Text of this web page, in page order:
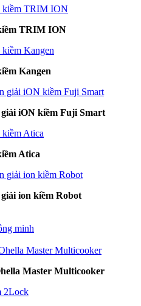
TRIM ION
Kangen
iON kiềm Fuji Smart
Atica
ion kiềm Robot
minh
Master Multicooker